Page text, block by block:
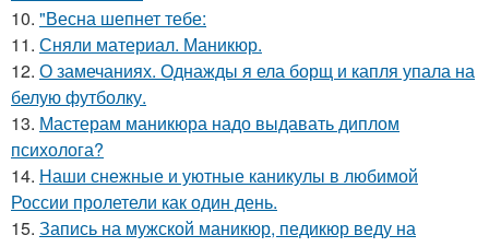
10. "Весна шепнет тебе:
11. Сняли материал. Маникюр.
12. О замечаниях. Однажды я ела борщ и капля упала на
белую футболку.
13. Мастерам маникюра надо выдавать диплом
психолога?
14. Наши снежные и уютные каникулы в любимой
России пролетели как один день.
15. Запись на мужской маникюр, педикюр веду на